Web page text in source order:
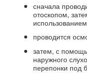
сначала
отоскопом,
проводится
затем, с
наружного
перепонки под